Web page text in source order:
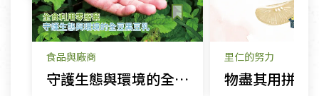
食品與廠商
守護生態與環境的全豆黑豆乳
里仁的努力